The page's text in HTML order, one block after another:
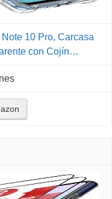
10 Pro, Carcasa
con Cojín…